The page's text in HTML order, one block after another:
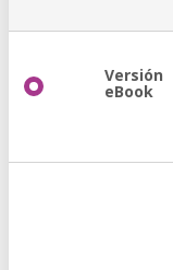
Versión
eBook